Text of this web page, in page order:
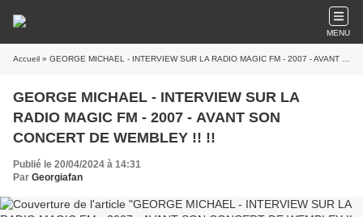
MENU
Accueil » GEORGE MICHAEL - INTERVIEW SUR LA RADIO MAGIC FM - 2007 - AVANT SON CONCERT DE WEMBLEY !! !!
GEORGE MICHAEL - INTERVIEW SUR LA
RADIO MAGIC FM - 2007 - AVANT SON
CONCERT DE WEMBLEY !! !!
Publié le 20/04/2024 à 14:31
Par Georgiafan